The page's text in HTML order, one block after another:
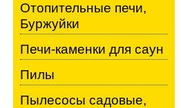
Отопительные печи,
Буржуйки
Печи-каменки для саун
Пилы
Пылесосы садовые,